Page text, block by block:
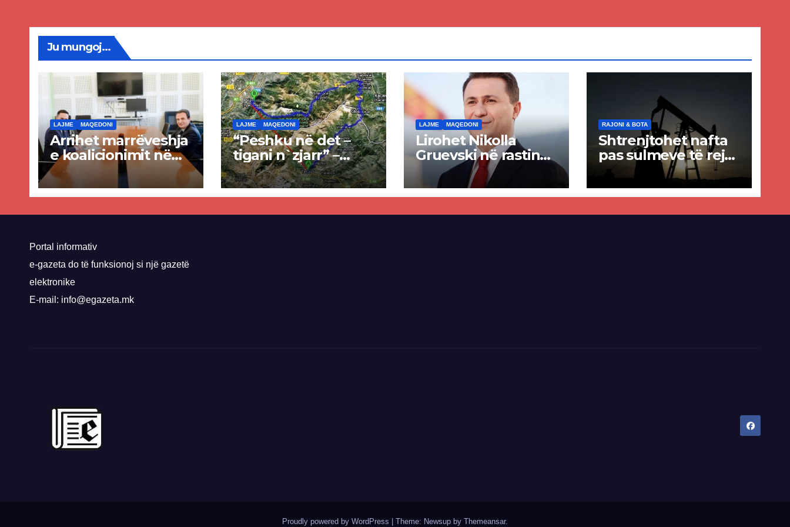
Ju mungoj...
LAJME MAQEDONI
Arrihet marrëveshja
e koalicionimit në
parim mes Kurtit
dhe Abdixhikut
LAJME MAQEDONI
“Peshku në det –
tigani n`zjarr” –
Ende pa u kryer
projekti i tunelit,
komuna e Tetovës
nis punimet për
LAJME MAQEDONI
Lirohet Nikolla
Gruevski në rastin
“Talir 2”, gjykata
rrëzon akuzat për
ndërtimin e
paligjshëm të selisë
RAJONI & BOTA
Shtrenjtohet nafta
pas sulmeve të reja
SHBA–Iran
Portal informativ
e-gazeta do të funksionoj si një gazetë
elektronike
E-mail: info@egazeta.mk
Proudly powered by WordPress Theme: Newsup by Themeansar.